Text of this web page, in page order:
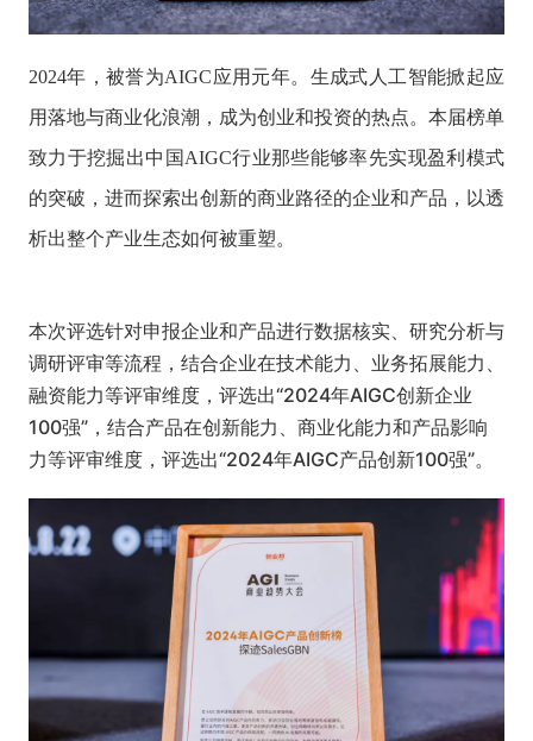
2024年，被誉为AIGC应用元年。生成式人工智能掀起应
用落地与商业化浪潮，成为创业和投资的热点。本届榜单
致力于挖掘出中国AIGC行业那些能够率先实现盈利模式
的突破，进而探索出创新的商业路径的企业和产品，以透
析出整个产业生态如何被重塑。
本次评选针对申报企业和产品进行数据核实、研究分析与
调研评审等流程，结合企业在技术能力、业务拓展能力、
融资能力等评审维度，评选出“2024年AIGC创新企业
100强”，结合产品在创新能力、商业化能力和产品影响
力等评审维度，评选出“2024年AIGC产品创新100强”。